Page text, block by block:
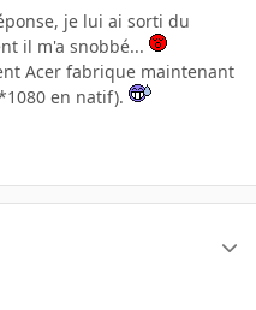
je lui ai sorti du
il m'a snobbé...
Acer fabrique maintenant
en natif).